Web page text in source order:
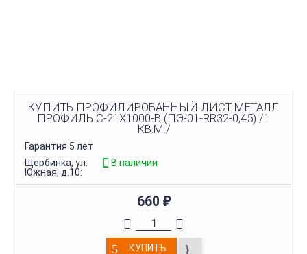
КУПИТЬ ПРОФИЛИРОВАННЫЙ ЛИСТ МЕТАЛЛ
ПРОФИЛЬ С-21Х1000-B (ПЭ-01-RR32-0,45) /1
КВ.М./
Гарантия 5 лет
Щербинка, ул.
Южная, д.10:
В наличии
660 ₽
КУПИТЬ